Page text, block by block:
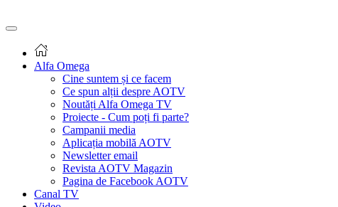
Alfa Omega
Cine suntem și ce facem
Ce spun alții despre AOTV
Noutăți Alfa Omega TV
Proiecte - Cum poți fi parte?
Campanii media
Aplicația mobilă AOTV
Newsletter email
Revista AOTV Magazin
Pagina de Facebook AOTV
Canal TV